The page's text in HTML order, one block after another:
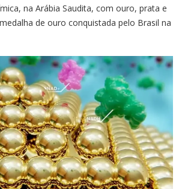
na Arábia Saudita, com ouro, prata e
de ouro conquistada pelo Brasil na
em […]